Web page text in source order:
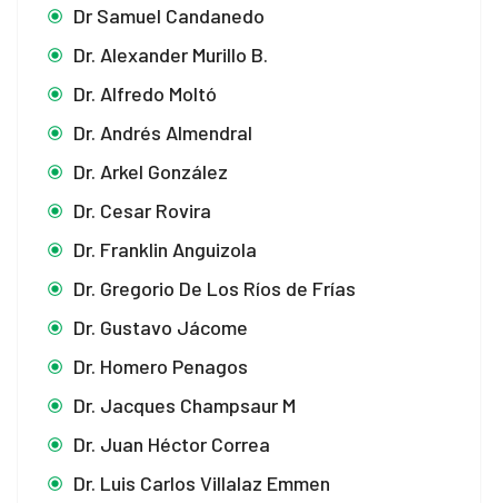
downloader
Dr Samuel Candanedo
Dr. Alexander Murillo B.
Dr. Alfredo Moltó
Dr. Andrés Almendral
Dr. Arkel González
Dr. Cesar Rovira
Dr. Franklin Anguizola
Dr. Gregorio De Los Ríos de Frías
Dr. Gustavo Jácome
Dr. Homero Penagos
Dr. Jacques Champsaur M
Dr. Juan Héctor Correa
Dr. Luis Carlos Villalaz Emmen